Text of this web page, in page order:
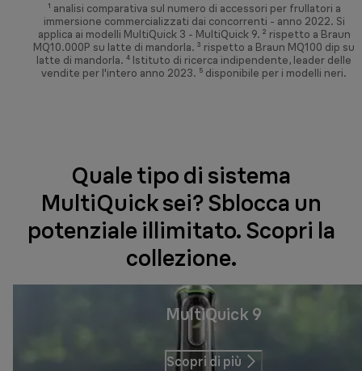
¹ analisi comparativa sul numero di accessori per frullatori a
immersione commercializzati dai concorrenti - anno 2022. Si
applica ai modelli MultiQuick 3 - MultiQuick 9. ² rispetto a Braun
MQ10.000P su latte di mandorla. ³ rispetto a Braun MQ100 dip su
latte di mandorla. ⁴ Istituto di ricerca indipendente, leader delle
vendite per l'intero anno 2023. ⁵ disponibile per i modelli neri.
Quale tipo di sistema
MultiQuick sei? Sblocca un
potenziale illimitato. Scopri la
collezione.
MultiQuick 9
Scopri di più